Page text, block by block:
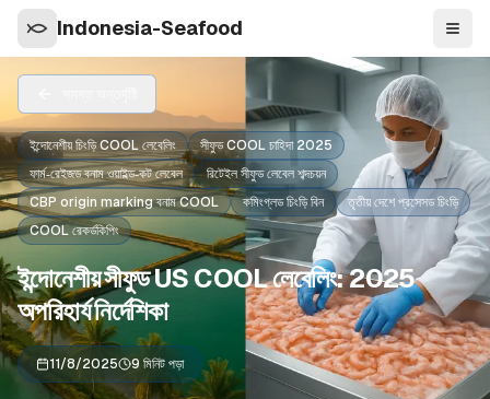
Indonesia-Seafood
ইন্দোনেশীয় চিংড়ি COOL লেবেলিং
সীফুড COOL চাহিদা 2025
ফার্ম‑রেইজড বনাম ওয়াইল্ড‑কট লেবেল
রিটেইল সীফুড লেবেল শব্দচয়ন
CBP origin marking বনাম COOL
কমিংগ্লড চিংড়ি বিন
তৃতীয় দেশে প্রসেসড চিংড়ি
COOL রেকর্ডকিপিং
ইন্দোনেশীয় সীফুড US COOL লেবেলিং: 2025
অপরিহার্য নির্দেশিকা
11/8/2025 9 মিনিট পড়া